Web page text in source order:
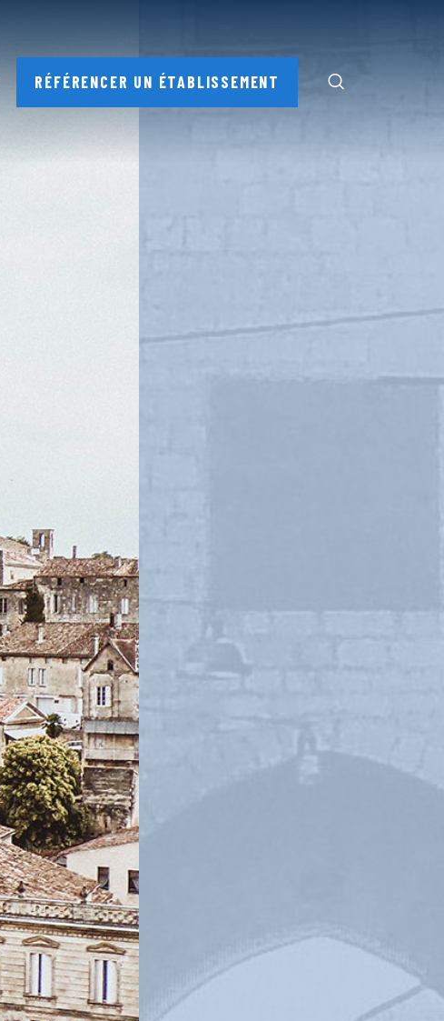
RÉFÉRENCER UN ÉTABLISSEMENT